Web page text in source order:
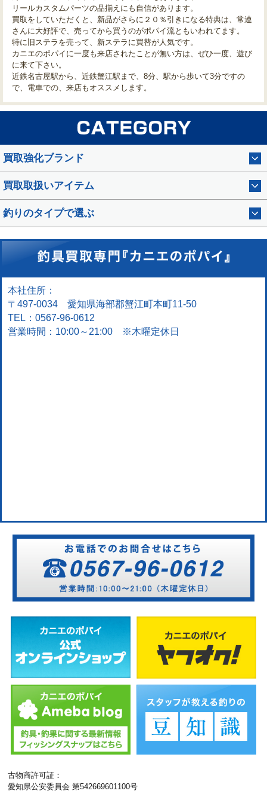
リールカスタムパーツの品揃えにも自信があります。
買取をしていただくと、新品がさらに２０％引きになる特典は、常連
さんに大好評で、売ってから買うのがポパイ流ともいわれてます。
特に旧ステラを売って、新ステラに買替が人気です。
カニエのポパイに一度も来店されたことが無い方は、ぜひ一度、遊び
に来て下さい。
近鉄名古屋駅から、近鉄蟹江駅まで、8分、駅から歩いて3分ですの
で、電車での、来店もオススメします。
買取強化ブランド
買取取扱いアイテム
釣りのタイプで選ぶ
本社住所：
〒497-0034 愛知県海部郡蟹江町本町11-50
TEL：0567-96-0612
営業時間：10:00～21:00 ※木曜定休日
古物商許可証：
愛知県公安委員会 第542669601100号